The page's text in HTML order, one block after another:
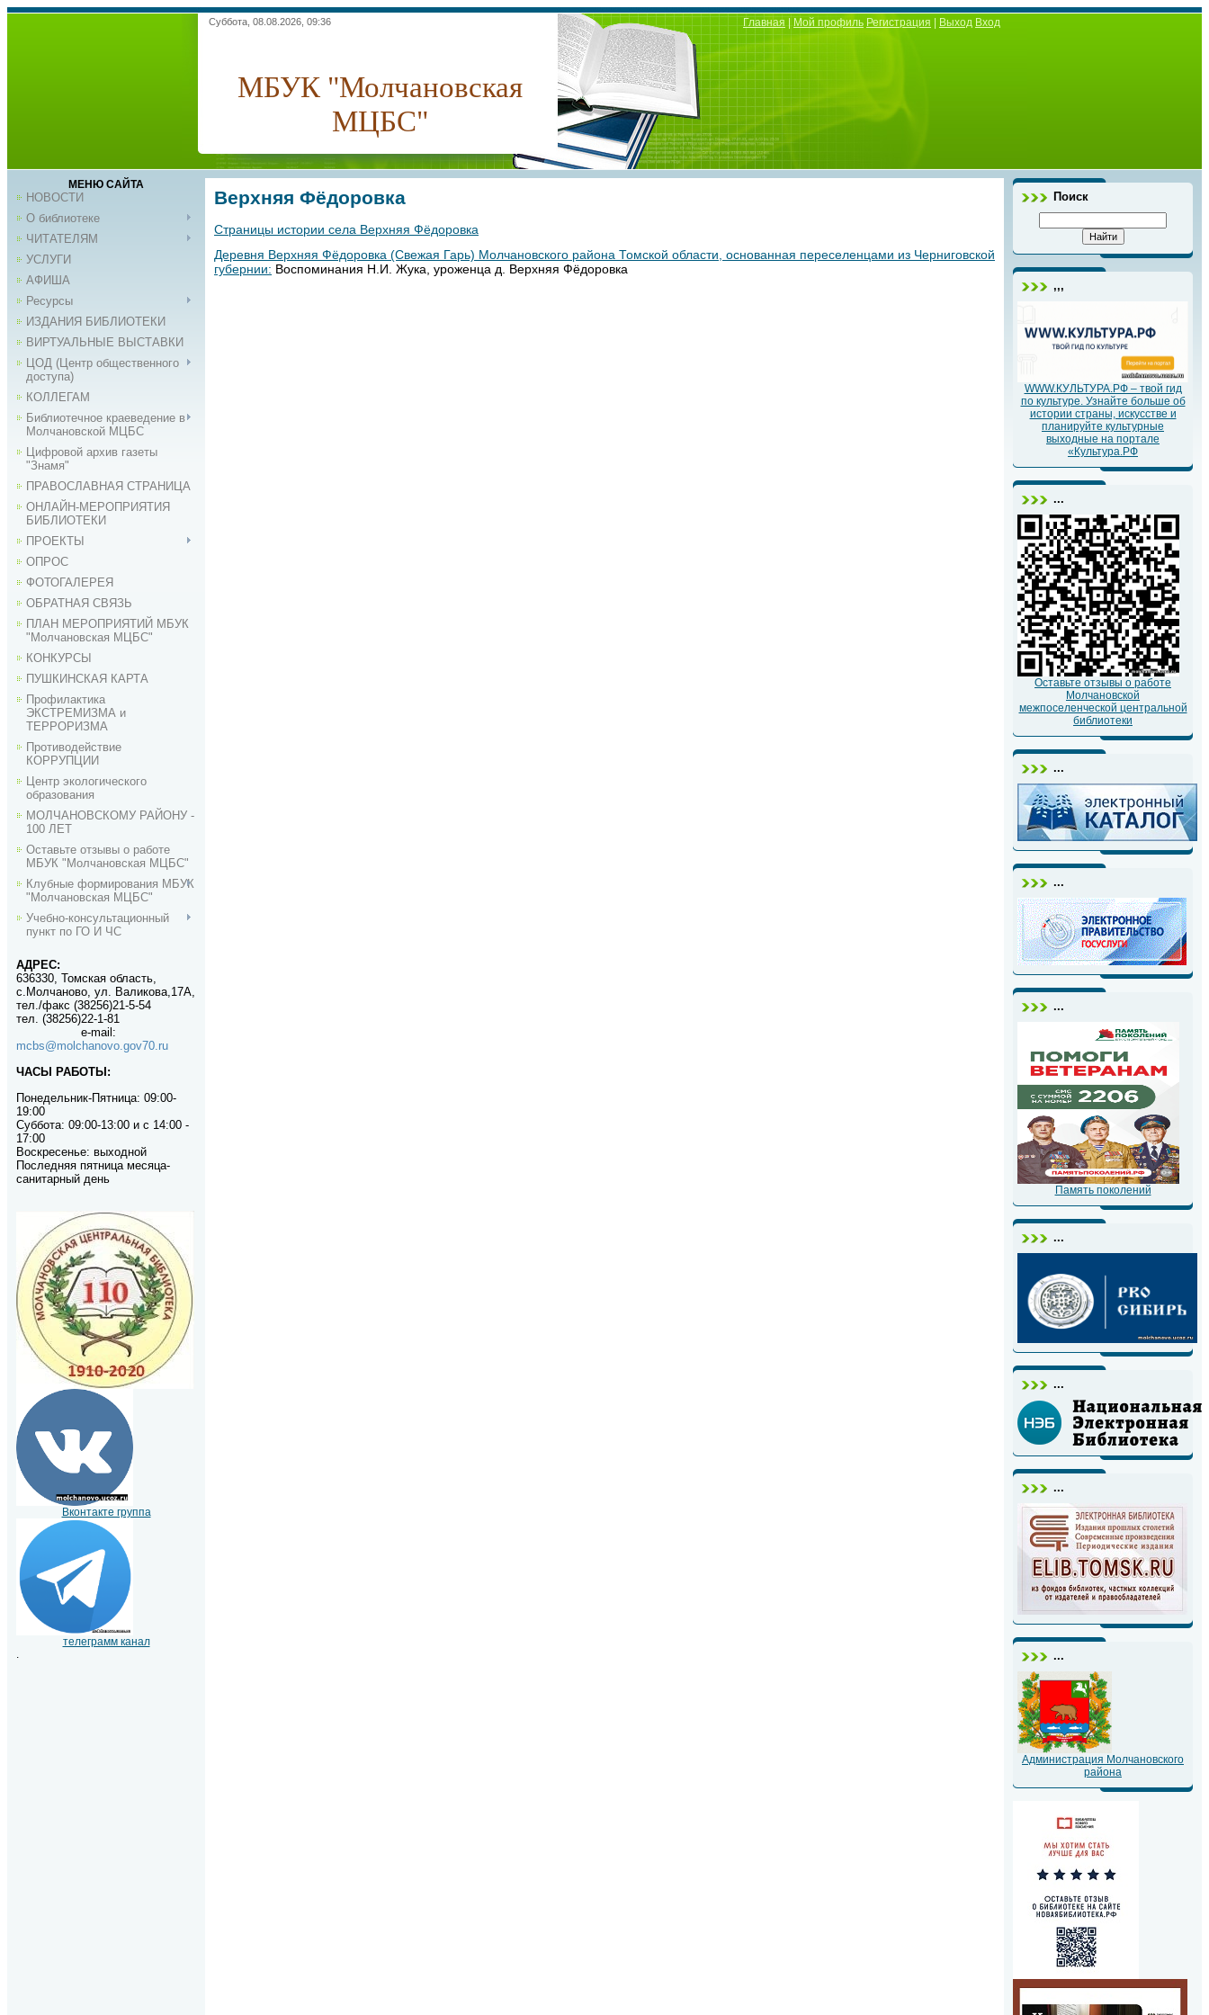
Суббота, 08.08.2026, 09:36
МБУК "Молчановская
МЦБС"
Главная|Мой профиль Регистрация Выход Вход
МЕНЮ САЙТА
НОВОСТИ
О библиотеке
ЧИТАТЕЛЯМ
УСЛУГИ
АФИША
Ресурсы
ИЗДАНИЯ БИБЛИОТЕКИ
ВИРТУАЛЬНЫЕ ВЫСТАВКИ
ЦОД (Центр общественного
доступа)
КОЛЛЕГАМ
Библиотечное краеведение в
Молчановской МЦБС
Цифровой архив газеты
"Знамя"
ПРАВОСЛАВНАЯ СТРАНИЦА
ОНЛАЙН-МЕРОПРИЯТИЯ
БИБЛИОТЕКИ
ПРОЕКТЫ
ОПРОС
ФОТОГАЛЕРЕЯ
ОБРАТНАЯ СВЯЗЬ
ПЛАН МЕРОПРИЯТИЙ МБУК
"Молчановская МЦБС"
КОНКУРСЫ
ПУШКИНСКАЯ КАРТА
Профилактика
ЭКСТРЕМИЗМА и
ТЕРРОРИЗМА
Противодействие
КОРРУПЦИИ
Центр экологического
образования
МОЛЧАНОВСКОМУ РАЙОНУ -
100 ЛЕТ
Оставьте отзывы о работе
МБУК "Молчановская МЦБС"
Клубные формирования МБУК
"Молчановская МЦБС"
Учебно-консультационный
пункт по ГО И ЧС
АДРЕС:
636330, Томская область,
с.Молчаново, ул. Валикова,17А,
тел./факс (38256)21-5-54
тел. (38256)22-1-81
e-mail :
mcbs@molchanovo.gov70.ru
ЧАСЫ РАБОТЫ:
Понедельник-Пятница: 09:00-
19:00
Суббота: 09:00-13:00 и с 14:00 -
17:00
Воскресенье: выходной
Последняя пятница месяца-
санитарный день
Вконтакте группа
телеграмм канал
.
Верхняя Фёдоровка
Страницы истории села Верхняя Фёдоровка
Деревня Верхняя Фёдоровка (Свежая Гарь) Молчановского района Томской области, основанная переселенцами из Черниговской
губернии: Воспоминания Н.И. Жука, уроженца д. Верхняя Фёдоровка
Поиск
,,,
WWW.КУЛЬТУРА.РФ – твой гид
по культуре. Узнайте больше об
истории страны, искусстве и
планируйте культурные
выходные на портале
«Культура.РФ
...
Оставьте отзывы о работе
Молчановской
межпоселенческой центральной
библиотеки
...
...
...
Память поколений
...
...
...
...
Администрация Молчановского
района